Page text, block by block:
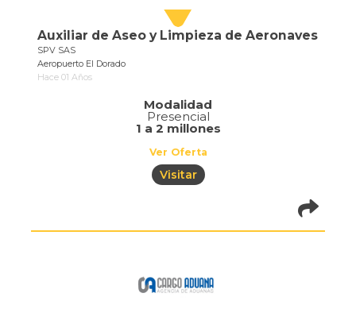
Auxiliar de Aseo y Limpieza de Aeronaves
SPV SAS
Aeropuerto El Dorado
Hace 01 Años
Modalidad
Presencial
1 a 2 millones
Ver Oferta
Visitar